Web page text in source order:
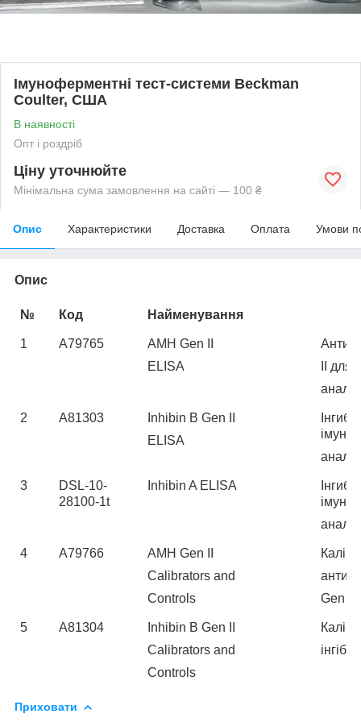
Імуноферментні тест-системи Beckman
Coulter, США
В наявності
Опт і роздріб
Ціну уточнюйте
Мінімальна сума замовлення на сайті — 100 ₴
Опис Характеристики Доставка Оплата Умови
Опис
№ Код Найменування
1 A79765
AMH Gen II
ELISA
II для
2 A81303
Inhibin B Gen II
ELISA
3
DSL-10-
28100-1t
Inhibin A ELISA
4 A79766
AMH Gen II
Calibrators and
Controls
Gen II
5 A81304
Inhibin B Gen II
Calibrators and
Controls
Приховати